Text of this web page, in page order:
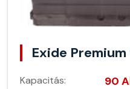
Exide
Kapacitás: 90